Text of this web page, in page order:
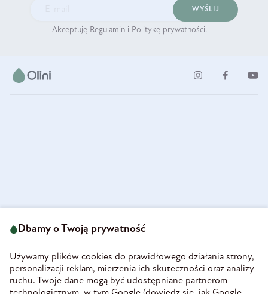
WYŚLIJ
Akceptuję Regulamin i Politykę prywatności.
58-160 Świebodzice
REGON 890213034
INFORMACJE
Dbamy o Twoją prywatność
Używamy plików cookies do prawidłowego działania strony,
personalizacji reklam, mierzenia ich skuteczności oraz analizy
ruchu. Twoje dane mogą być udostępniane partnerom